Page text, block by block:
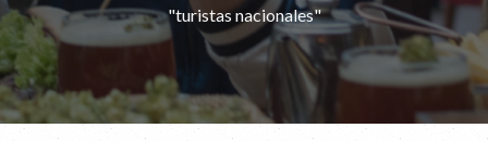
"turistas nacionales"